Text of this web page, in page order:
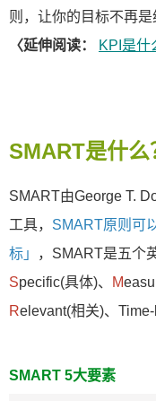
则，让你的目标不再是
〈延伸阅读：
KPI是什
SMART是什么
SMART由George T.
工具， SMART原则可
标」
，SMART是五个
Specific(具体)、 M
Relevant(相关)、
SMART 5大要素